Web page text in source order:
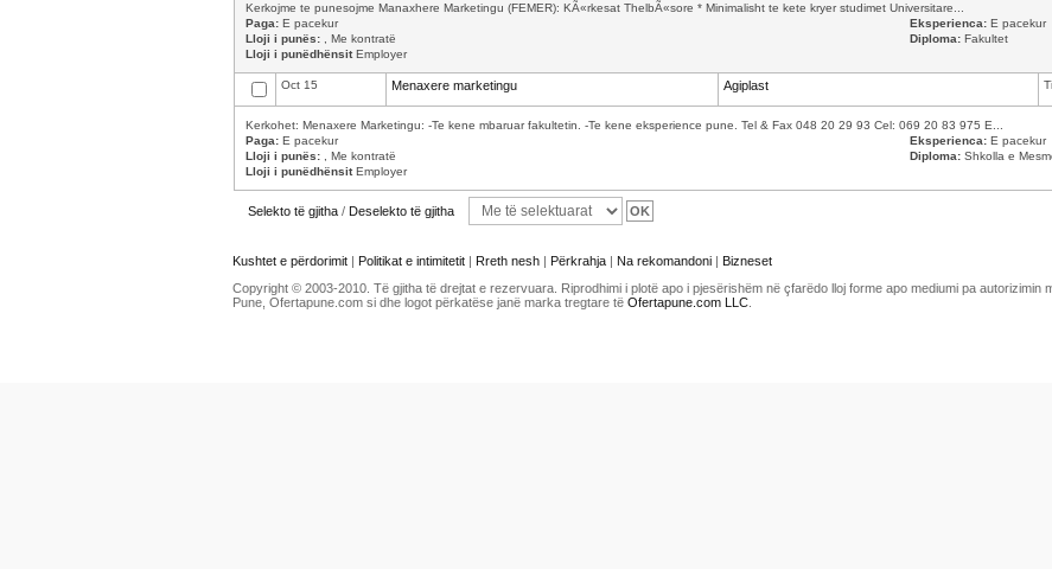
Kerkojme te punesojme Manaxhere Marketingu (FEMER): KÃ«rkesat ThelbÃ«sore * Minimalisht te kete kryer studimet Universitare...
Paga: E pacekur Eksperienca: E pacekur
Lloji i punës: , Me kontratë Diploma: Fakultet
Lloji i punëdhënsitEmployer
Oct 15 Menaxere marketingu Agiplast
Kerkohet: Menaxere Marketingu: -Te kene mbaruar fakultetin. -Te kene eksperience pune. Tel & Fax 048 20 29 93 Cel: 069 20 83 975 E...
Paga: E pacekur Eksperienca: E pacekur
Lloji i punës: , Me kontratë Diploma: Shkolla e
Lloji i punëdhënsitEmployer
Selekto të gjitha / Deselekto të gjitha
Kushtet e përdorimit | Politikat e intimitetit | Rreth nesh | Përkrahja | Na rekomandoni | Bizneset
Copyright © 2003-2010. Të gjitha të drejtat e rezervuara. Riprodhimi i plotë apo i pjesërishëm në çfarëdo lloj forme apo mediumi pa autorizimin
Pune, Ofertapune.com si dhe logot përkatëse janë marka tregtare të Ofertapune.com LLC